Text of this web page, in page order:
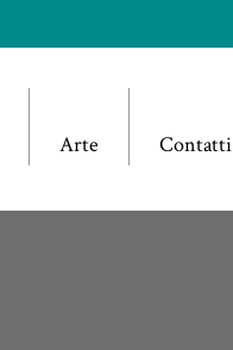
Arte Contatti